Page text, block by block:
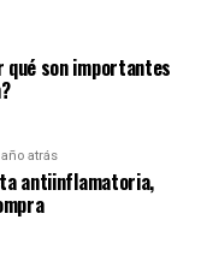
qué son importantes
año atrás
antiinflamatoria,